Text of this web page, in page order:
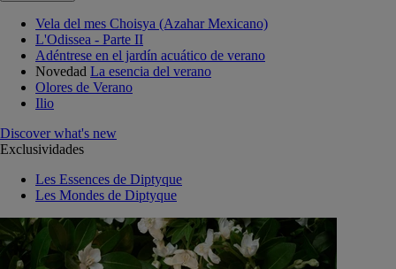
Vela del mes Choisya (Azahar Mexicano)
L'Odissea - Parte II
Adéntrese en el jardín acuático de verano
Novedad La esencia del verano
Olores de Verano
Ilio
Discover what's new
Exclusividades
Les Essences de Diptyque
Les Mondes de Diptyque